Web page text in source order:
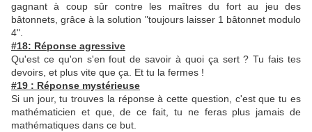
gagnant à coup sûr contre les maîtres du fort au jeu des
bâtonnets, grâce à la solution "toujours laisser 1 bâtonnet modulo
4".
#18: Réponse agressive
Qu'est ce qu'on s'en fout de savoir à quoi ça sert ? Tu fais tes
devoirs, et plus vite que ça. Et tu la fermes !
#19 : Réponse mystérieuse
Si un jour, tu trouves la réponse à cette question, c'est que tu es
mathématicien et que, de ce fait, tu ne feras plus jamais de
mathématiques dans ce but.